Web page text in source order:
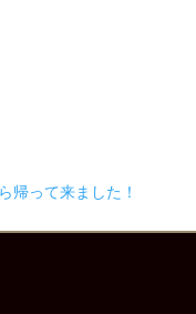
帰って来ました！